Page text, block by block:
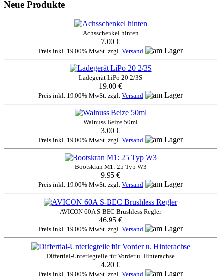
Neue Produkte
Achsschenkel hinten
7.00 €
Preis inkl. 19.00% MwSt. zzgl. Versand
Ladegerät LiPo 20 2/3S
19.00 €
Preis inkl. 19.00% MwSt. zzgl. Versand
Walnuss Beize 50ml
3.00 €
Preis inkl. 19.00% MwSt. zzgl. Versand
Bootskran M1: 25 Typ W3
9.95 €
Preis inkl. 19.00% MwSt. zzgl. Versand
AVICON 60A S-BEC Brushless Regler
46.95 €
Preis inkl. 19.00% MwSt. zzgl. Versand
Differtial-Unterlegteile für Vorder u. Hinterachse
4.20 €
Preis inkl. 19.00% MwSt. zzgl. Versand